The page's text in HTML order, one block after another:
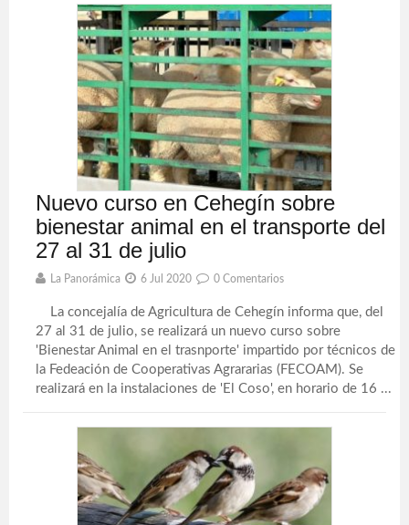
Nuevo curso en Cehegín sobre
bienestar animal en el transporte del
27 al 31 de julio
La Panorámica 6 Jul 2020 0 Comentarios
La concejalía de Agricultura de Cehegín informa que, del
27 al 31 de julio, se realizará un nuevo curso sobre
'Bienestar Animal en el trasnporte' impartido por técnicos de
la Fedeación de Cooperativas Agrararias (FECOAM). Se
realizará en la instalaciones de 'El Coso', en horario de 16 ...